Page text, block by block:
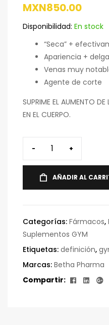
MXN850.00
Disponibilidad: En stock
“Seca” +
Apariencia +
Venas muy
Agente de corte
SUPRIME EL AUMENTO DE
EN EL CUERPO.
- +
AÑADIR AL
Categorías: Fármacos,
Suplementos GYM
Etiquetas: definición,
Marcas: Betha Pharma
Compartir: